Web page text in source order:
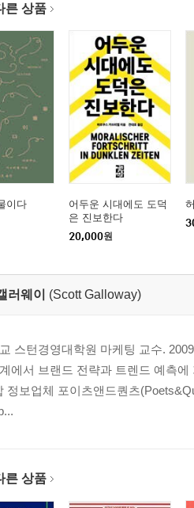
른 상품
이다
어두운 시대에도 도덕
은 진보한다
20,000원
러웨이 (Scott Galloway)
스턴경영대학원 마케팅 교수.
에서 브랜드 전략과 트렌드 예측
정보업체 포이츠앤드퀀츠
른 상품